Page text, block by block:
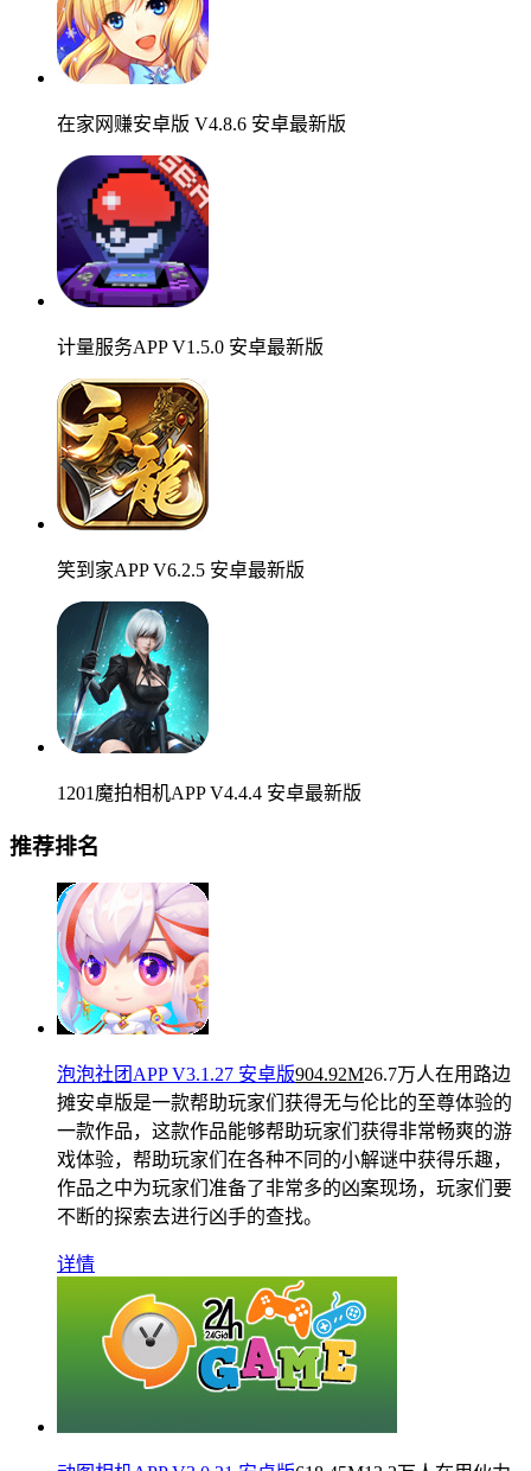
在家网赚安卓版 V4.8.6 安卓最新版
计量服务APP V1.5.0 安卓最新版
笑到家APP V6.2.5 安卓最新版
1201魔拍相机APP V4.4.4 安卓最新版
推荐排名
泡泡社团APP V3.1.27 安卓版904.92M26.7万人在用 路边
摊安卓版是一款帮助玩家们获得无与伦比的至尊体验的
一款作品，这款作品能够帮助玩家们获得非常畅爽的游
戏体验，帮助玩家们在各种不同的小解谜中获得乐趣，
作品之中为玩家们准备了非常多的凶案现场，玩家们要
不断的探索去进行凶手的查找。
详情